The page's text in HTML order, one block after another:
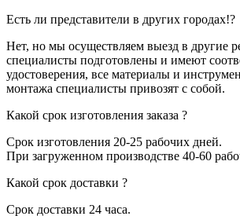
Есть ли представители в других городах!?
Нет, но мы осуществляем выезд в другие
специалисты подготовлены и имеют
удостоверения, все материалы и
монтажа специалисты привозят с собой.
Какой срок изготовления заказа ?
Срок изготовления 20-25 рабочих дней.
При загруженном производстве 40-60
Какой срок доставки ?
Срок доставки 24 часа.